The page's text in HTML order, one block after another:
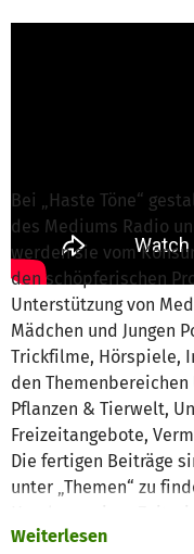
Bei „Haste Töne“
des Mediums Radio
werden sie vom
den schöpferischen
Unterstützung von
Mädchen und Jungen
Trickfilme, Hörspiele,
den
Pflanzen & Tierwelt,
Freizeitangebote,
Die fertigen Beiträge
unter „Themen“ zu
anderen
Weiterlesen